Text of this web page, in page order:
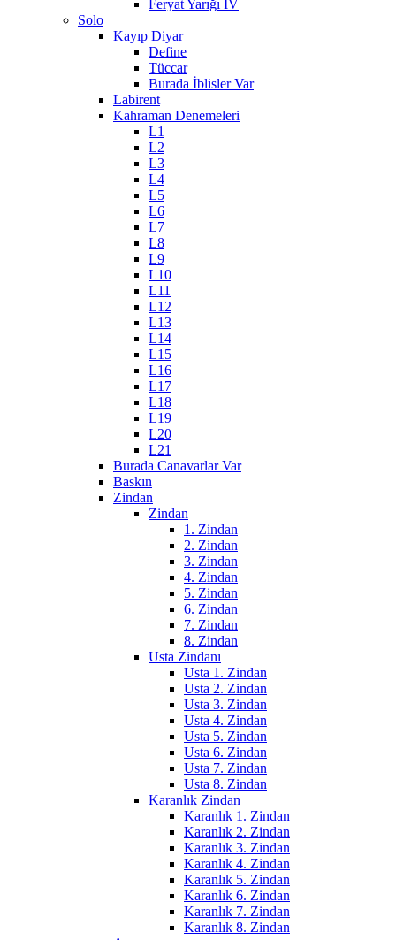
Feryat Yarığı IV
Solo
Kayıp Diyar
Define
Tüccar
Burada İblisler Var
Labirent
Kahraman Denemeleri
L1
L2
L3
L4
L5
L6
L7
L8
L9
L10
L11
L12
L13
L14
L15
L16
L17
L18
L19
L20
L21
Burada Canavarlar Var
Baskın
Zindan
Zindan
1. Zindan
2. Zindan
3. Zindan
4. Zindan
5. Zindan
6. Zindan
7. Zindan
8. Zindan
Usta Zindanı
Usta 1. Zindan
Usta 2. Zindan
Usta 3. Zindan
Usta 4. Zindan
Usta 5. Zindan
Usta 6. Zindan
Usta 7. Zindan
Usta 8. Zindan
Karanlık Zindan
Karanlık 1. Zindan
Karanlık 2. Zindan
Karanlık 3. Zindan
Karanlık 4. Zindan
Karanlık 5. Zindan
Karanlık 6. Zindan
Karanlık 7. Zindan
Karanlık 8. Zindan